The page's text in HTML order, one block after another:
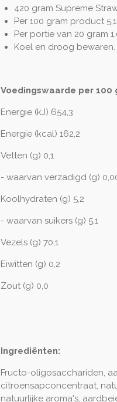
420 gram Supreme
Per 100 gram product
Per portie van 20 gram
Koel en droog bewaren.
Voedingswaarde per 100
Energie (kJ) 654,3
Energie (kcal) 162,2
Vetten (g) 0,1
- waarvan verzadigd (g)
Koolhydraten (g) 5,2
- waarvan suikers (g) 5,1
Vezels (g) 70,1
Eiwitten (g) 0,2
Zout (g) 0,0
Ingrediënten:
Fructo-oligosacchariden,
citroensapconcentraat,
natuurlijke aroma's,